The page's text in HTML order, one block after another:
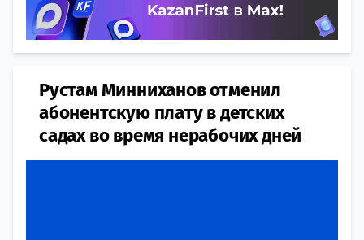
Рустам Минниханов отменил
абонентскую плату в детских
садах во время нерабочих дней